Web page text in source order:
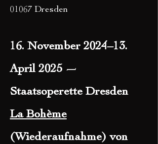
01067 Dresden
16. November 2024–13.
April 2025 —
Staatsoperette Dresden
La Bohème
(Wiederaufnahme) von